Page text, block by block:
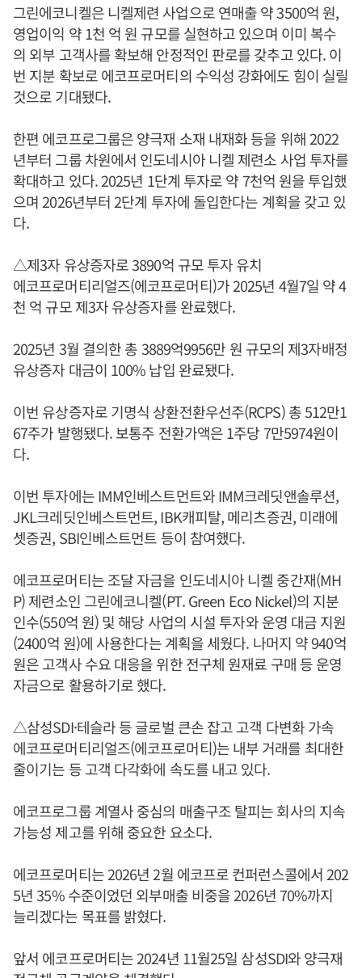
그린에코니켈은 니켈제련 사업으로 연매출 약 3500억 원,
영업이익 약 1천 억 원 규모를 실현하고 있으며 이미 복수
의 외부 고객사를 확보해 안정적인 판로를 갖추고 있다. 이
번 지분 확보로 에코프로머티의 수익성 강화에도 힘이 실릴
것으로 기대됐다.
한편 에코프로그룹은 양극재 소재 내재화 등을 위해 2022
년부터 그룹 차원에서 인도네시아 니켈 제련소 사업 투자를
확대하고 있다. 2025년 1단계 투자로 약 7천억 원을 투입했
으며 2026년부터 2단계 투자에 돌입한다는 계획을 갖고 있
다.
△제3자 유상증자로 3890억 규모 투자 유치
에코프로머티리얼즈(에코프로머티)가 2025년 4월7일 약 4
천 억 규모 제3자 유상증자를 완료했다.
2025년 3월 결의한 총 3889억9956만 원 규모의 제3자배정
유상증자 대금이 100% 납입 완료됐다.
이번 유상증자로 기명식 상환전환우선주(RCPS) 총 512만1
67주가 발행됐다. 보통주 전환가액은 1주당 7만5974원이
다.
이번 투자에는 IMM인베스트먼트와 IMM크레딧앤솔루션,
JKL크레딧인베스트먼트, IBK캐피탈, 메리츠증권, 미래에
셋증권, SBI인베스트먼트 등이 참여했다.
에코프로머티는 조달 자금을 인도네시아 니켈 중간재(MH
P) 제련소인 그린에코니켈(PT. Green Eco Nickel)의 지분
인수(550억 원) 및 해당 사업의 시설 투자와 운영 대금 지원
(2400억 원)에 사용한다는 계획을 세웠다. 나머지 약 940억
원은 고객사 수요 대응을 위한 전구체 원재료 구매 등 운영
자금으로 활용하기로 했다.
△삼성SDI·테슬라 등 글로벌 큰손 잡고 고객 다변화 가속
에코프로머티리얼즈(에코프로머티)는 내부 거래를 최대한
줄이기는 등 고객 다각화에 속도를 내고 있다.
에코프로그룹 계열사 중심의 매출구조 탈피는 회사의 지속
가능성 제고를 위해 중요한 요소다.
에코프로머티는 2026년 2월 에코프로 컨퍼런스콜에서 202
5년 35% 수준이었던 외부매출 비중을 2026년 70%까지
늘리겠다는 목표를 밝혔다.
앞서 에코프로머티는 2024년 11월25일 삼성SDI와 양극재